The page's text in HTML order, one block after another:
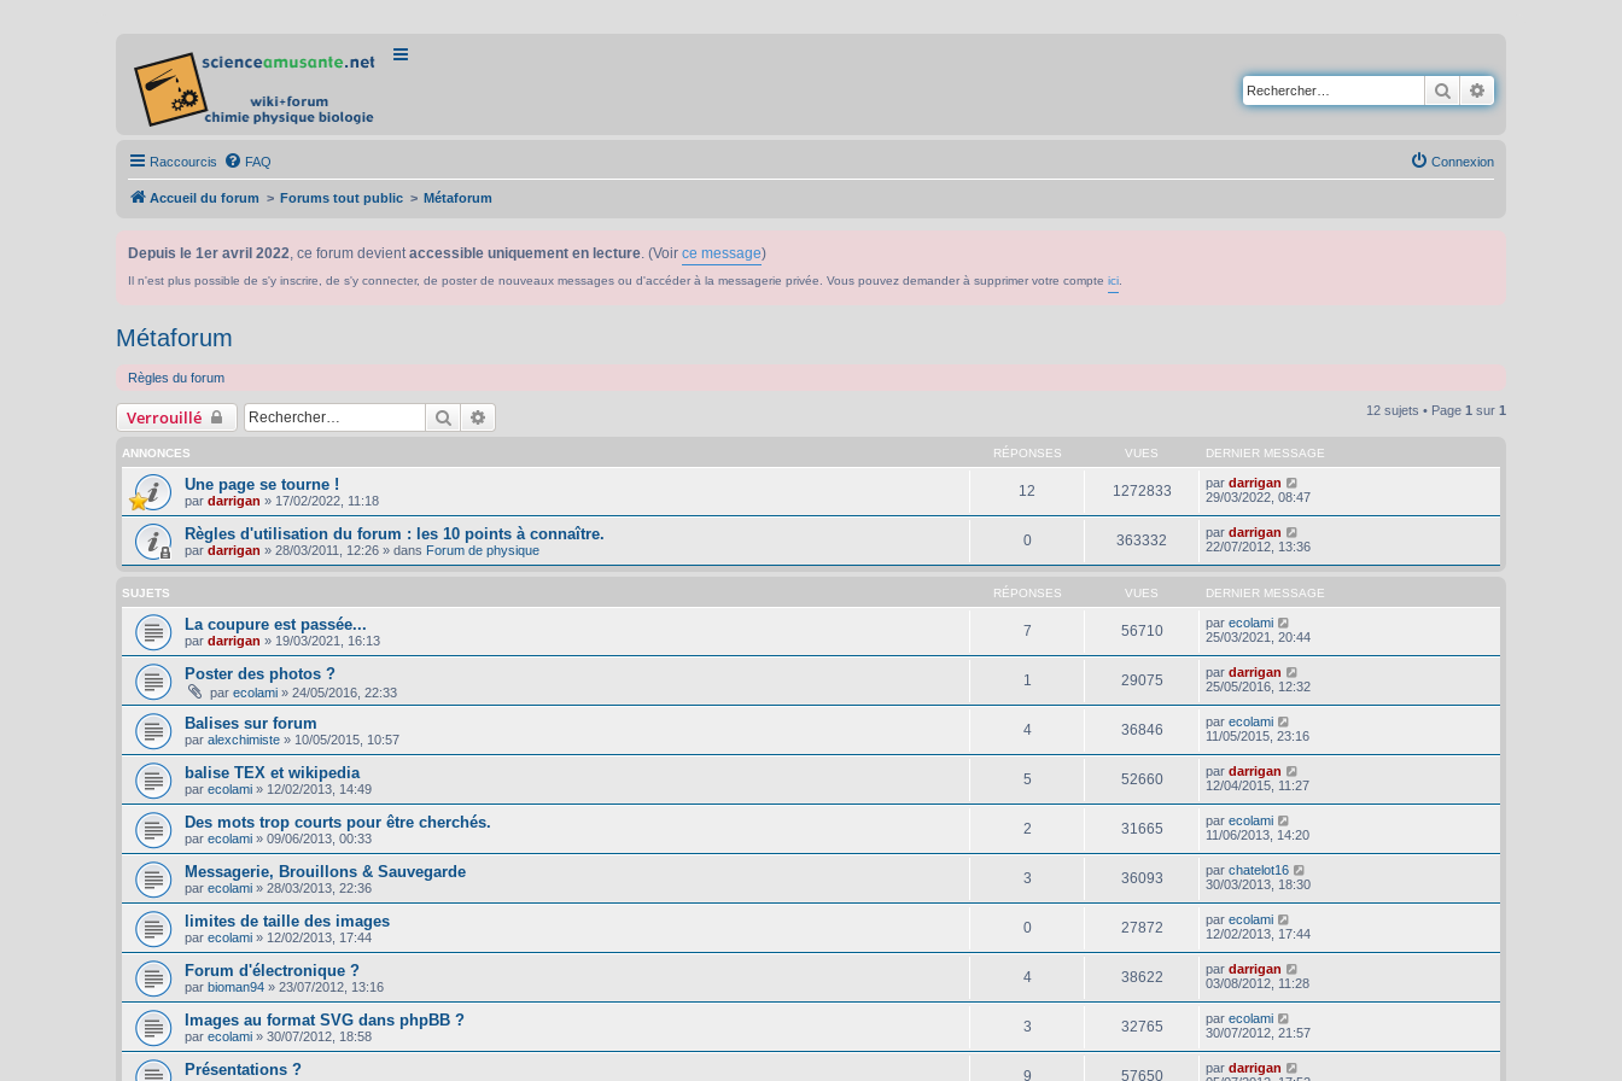
Rechercher
Raccourcis FAQ Connexion
Accueil du forum Forums tout public Métaforum
Depuis le 1er avril 2022, ce forum devientaccessible uniquement en lecture. (Voir ce message)
Il n'est plus possible de s'y inscrire, de s'y connecter, de poster de nouveaux messages ou d'accéder à la messagerie privée. Vous pouvez demander à supprimer votre compte ici
Métaforum
Règles du forum
Verrouillé Rechercher 12 sujets • Page 1 sur 1
ANNONCES RÉPONSES VUES DERNIER MESSAGE
Une page se tourne !
par darrigan » 17/02/2022, 11:18
12 1272833 par darrigan
29/03/2022, 08:47
Règles d'utilisation du forum : les 10 points à connaître.
par darrigan » 28/03/2011, 12:26 » dans Forum de physique
0 363332 par darrigan
22/07/2012, 13:36
SUJETS RÉPONSES VUES DERNIER MESSAGE
La coupure est passée...
par darrigan » 19/03/2021, 16:13
7 56710 par ecolami
25/03/2021, 20:44
Poster des photos ?
par ecolami » 24/05/2016, 22:33
1 29075 par darrigan
25/05/2016, 12:32
Balises sur forum
par alexchimiste » 10/05/2015, 10:57
4 36846 par ecolami
11/05/2015, 23:16
balise TEX et wikipedia
par ecolami » 12/02/2013, 14:49
5 52660 par darrigan
12/04/2015, 11:27
Des mots trop courts pour être cherchés.
par ecolami » 09/06/2013, 00:33
2 31665 par ecolami
11/06/2013, 14:20
Messagerie, Brouillons & Sauvegarde
par ecolami » 28/03/2013, 22:36
3 36093 par chatelot16
30/03/2013, 18:30
limites de taille des images
par ecolami » 12/02/2013, 17:44
0 27872 par ecolami
12/02/2013, 17:44
Forum d'électronique ?
par bioman94 » 23/07/2012, 13:16
4 38622 par darrigan
03/08/2012, 11:28
Images au format SVG dans phpBB ?
par ecolami » 30/07/2012, 18:58
3 32765 par ecolami
30/07/2012, 21:57
Présentations ? 9 57650 par darrigan